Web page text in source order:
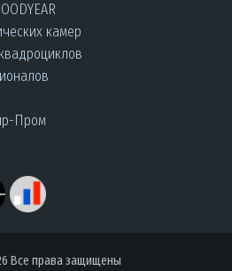
камер
Пром
Все права защищены